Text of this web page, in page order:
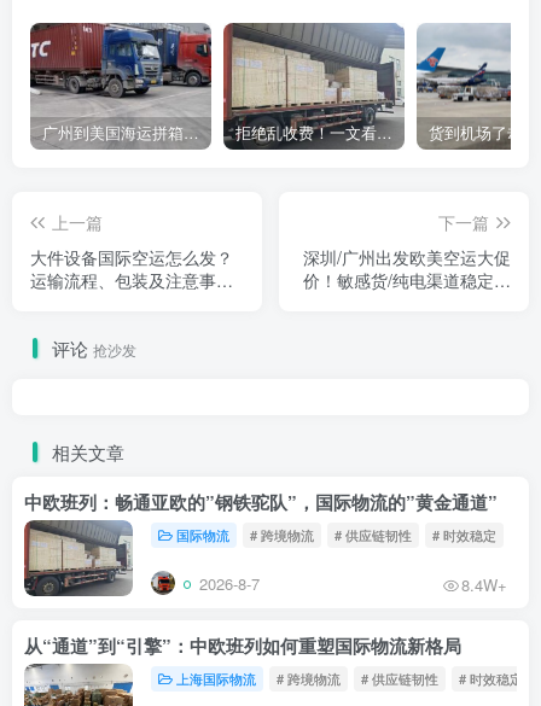
广州到美国海运拼箱多少钱？2024年最新运费构成+隐藏费用避坑指南 拒绝乱收费！一文看懂中国货代计费套路，教你避开所有隐形坑
上一篇
大件设备国际空运怎么发？
运输流程、包装及注意事项
下一篇
深圳/广州出发欧美空运大促
价！敏感货/纯电渠道稳定，
评论 抢沙发
相关文章
中欧班列：畅通亚欧的”钢铁驼队”，国际物流的”黄金通道”
国际物流 # 跨境物流 # 供应链韧性 # 时效稳定
2026-8-7 8.4W+
从“通道”到“引擎”：中欧班列如何重塑国际物流新格局
上海国际物流 # 跨境物流 # 供应链韧性 # 时效稳定